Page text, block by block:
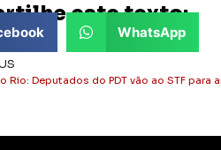
este texto:
WhatsApp